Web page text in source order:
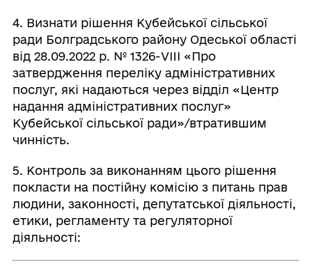
4. Визнати рішення Кубейської сільської
ради Болградського району Одеської області
від 28.09.2022 р. № 1326-VIII «Про
затвердження переліку адміністративних
послуг, які надаються через відділ «Центр
надання адміністративних послуг»
Кубейської сільської ради»/втратившим
чинність.
5. Контроль за виконанням цього рішення
покласти на постійну комісію з питань прав
людини, законності, депутатської діяльності,
етики, регламенту та регуляторної
діяльності: